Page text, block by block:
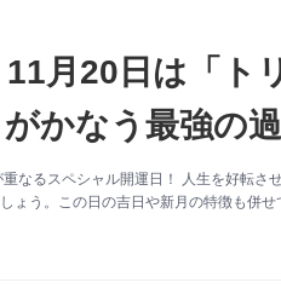
11月20日は「ト
かなう最強の
なるスペシャル開運日！ 人生を好転さ
ょう。この日の吉日や新月の特徴も併せ